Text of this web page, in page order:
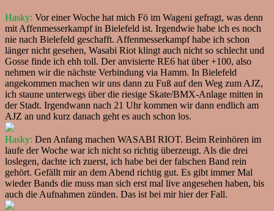
Hasky: Vor einer Woche hat mich Fö im Wageni gefragt, was denn
mit Affenmesserkampf in Bielefeld ist. Irgendwie habe ich es noch
nie nach Bielefeld geschafft. Affenmesserkampf habe ich schon
länger nicht gesehen, Wasabi Riot klingt auch nicht so schlecht und
Gosse finde ich ehh toll. Der anvisierte RE6 hat über +100, also
nehmen wir die nächste Verbindung via Hamm. In Bielefeld
angekommen machen wir uns dann zu Fuß auf den Weg zum AJZ,
ich staune unterwegs über die riesige Skate/BMX-Anlage mitten in
der Stadt. Irgendwann nach 21 Uhr kommen wir dann endlich am
AJZ an und kurz danach geht es auch schon los.
Hasky: Den Anfang machen WASABI RIOT. Beim Reinhören im
laufe der Woche war ich nicht so richtig überzeugt. Als die drei
loslegen, dachte ich zuerst, ich habe bei der falschen Band rein
gehört. Gefällt mir an dem Abend richtig gut. Es gibt immer Mal
wieder Bands die muss man sich erst mal live angesehen haben, bis
auch die Aufnahmen zünden. Das ist bei mir hier der Fall.